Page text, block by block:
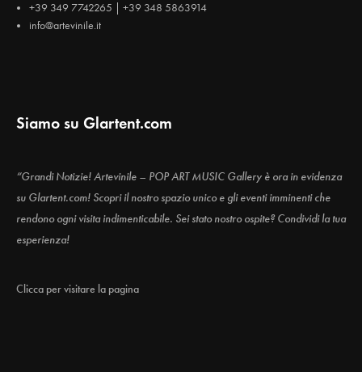
+39 349 7742265 | +39 348 5863914
info@artevinile.it
Siamo su Glartent.com
“Grandi Notizie! Artevinile – POP ART MUSIC Gallery è ora in evidenza
su Glartent.com! Scopri il nostro spazio unico e gli eventi imminenti che
rendono ogni visita indimenticabile. Sei stato nostro ospite? Condividi la tua
esperienza!
Clicca per visitare la pagina